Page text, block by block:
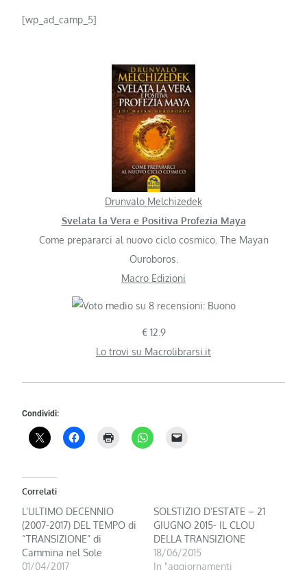
[wp_ad_camp_5]
Drunvalo Melchizedek
Svelata la Vera e Positiva Profezia Maya
Come prepararci al nuovo ciclo cosmico. The Mayan
Ouroboros.
Macro Edizioni
€ 12.9
Lo trovi su Macrolibrarsi.it
Condividi:
Correlati
L’ULTIMO DECENNIO
(2007-2017) DEL TEMPO di
“TRANSIZIONE” di
Cammina nel Sole
01/04/2017
SOLSTIZIO D’ESTATE – 21
GIUGNO 2015- IL CLOU
DELLA TRANSIZIONE
18/06/2015
In "aggiornamenti